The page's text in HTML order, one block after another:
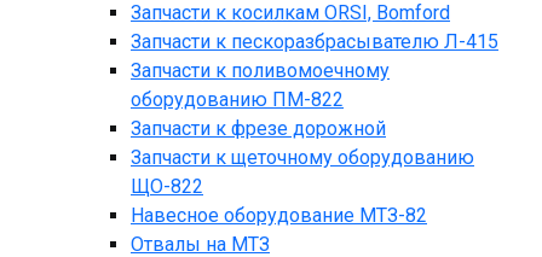
Запчасти к косилкам ORSI, Bomford
Запчасти к пескоразбрасывателю Л-415
Запчасти к поливомоечному
оборудованию ПМ-822
Запчасти к фрезе дорожной
Запчасти к щеточному оборудованию
ЩО-822
Навесное оборудование МТЗ-82
Отвалы на МТЗ